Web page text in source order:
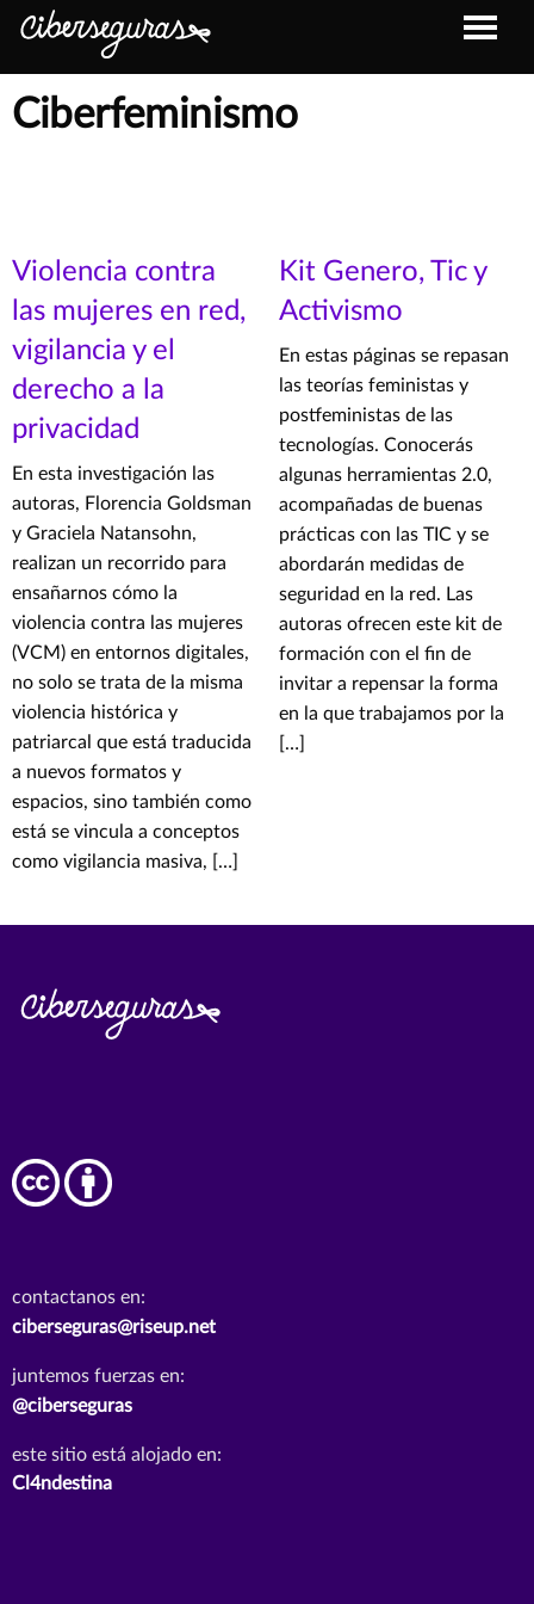
Ciberfeminismo
Violencia contra
las mujeres en red,
vigilancia y el
derecho a la
privacidad
En esta investigación las
autoras, Florencia Goldsman
y Graciela Natansohn,
realizan un recorrido para
ensañarnos cómo la
violencia contra las mujeres
(VCM) en entornos digitales,
no solo se trata de la misma
violencia histórica y
patriarcal que está traducida
a nuevos formatos y
espacios, sino también como
está se vincula a conceptos
como vigilancia masiva, […]
Kit Genero, Tic y
Activismo
En estas páginas se repasan
las teorías feministas y
postfeministas de las
tecnologías. Conocerás
algunas herramientas 2.0,
acompañadas de buenas
prácticas con las TIC y se
abordarán medidas de
seguridad en la red. Las
autoras ofrecen este kit de
formación con el fin de
invitar a repensar la forma
en la que trabajamos por la
[…]
contactanos en:
ciberseguras@riseup.net
juntemos fuerzas en:
@ciberseguras
este sitio está alojado en:
Cl4ndestina